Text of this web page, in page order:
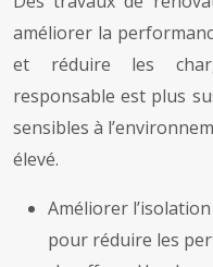
améliorer la
et réduire les
responsable est plus
sensibles à
élevé.
Améliorer
pour réduire les